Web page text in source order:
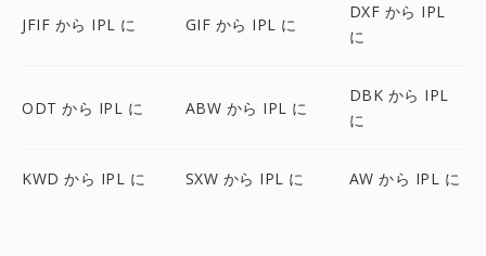
JFIF から IPL に GIF から IPL に
DXF から IPL
に
ODT から IPL に ABW から IPL に
DBK から IPL
に
KWD から IPL に SXW から IPL に AW から IPL に